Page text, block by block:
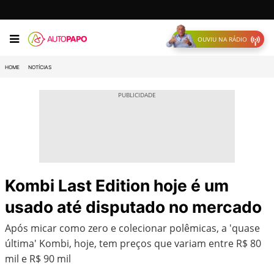
OUVIU NA RÁDIO
HOME NOTÍCIAS
Kombi Last Edition hoje é um
usado até disputado no mercado
Após micar como zero e colecionar polêmicas, a 'quase
última' Kombi, hoje, tem preços que variam entre R$ 80
mil e R$ 90 mil